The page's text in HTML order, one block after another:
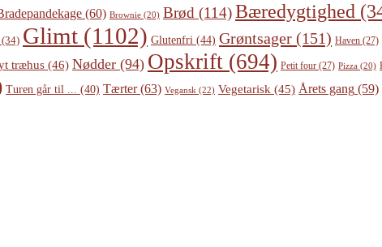
(60) Brownie (20) Brød (114)Bæredygtighed
(34) Glimt (1102) Glutenfri (44) Grøntsager (151) Haven (27)
træhus (46) Nødder (94) Opskrift (694) Petit four (27) Pizza (20)
Turen går til ... (40) Tærter(63) Vegansk (22) Vegetarisk (45) Årets gang (59)